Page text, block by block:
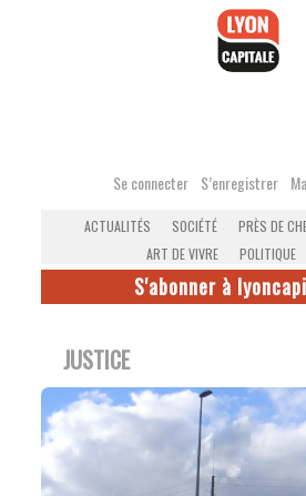
Se connecter S’enregistrer
ACTUALITÉS SOCIÉTÉ PRÈS DE
ART DE VIVRE
POLITIQUE
S'abonner à
JUSTICE